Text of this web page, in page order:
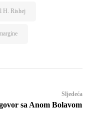
H. Rishej
Sljedeća
sa Anom Bolavom